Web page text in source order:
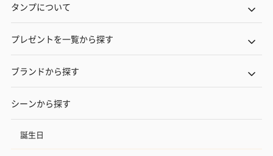
タンプについて
プレゼントを一覧から探す
ブランドから探す
シーンから探す
誕生日